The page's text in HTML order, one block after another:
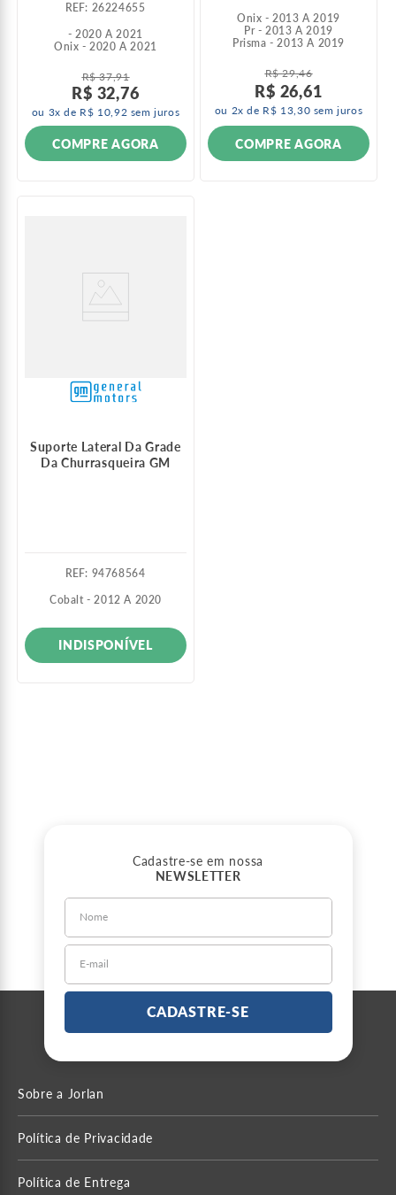
: 26224655
- 2020 A 2021
Onix - 2020 A 2021
R$ 37,91
R$ 32,76
ou 3x de R$ 10,92 sem juros
COMPRE AGORA
Onix - 2013 A 2019
Pr - 2013 A 2019
Prisma - 2013 A 2019
R$ 29,46
R$ 26,61
ou 2x de R$ 13,30 sem juros
COMPRE AGORA
Suporte Lateral Da Grade
Da Churrasqueira GM
: 94768564
Cobalt - 2012 A 2020
INDISPONÍVEL
Cadastre-se em nossa
NEWSLETTER
CADASTRE-SE
Sobre a Jorlan
Política de Privacidade
Política de Entrega